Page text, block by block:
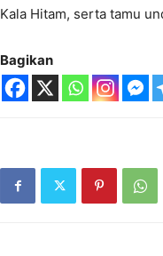
Kala Hitam, serta tamu
Bagikan